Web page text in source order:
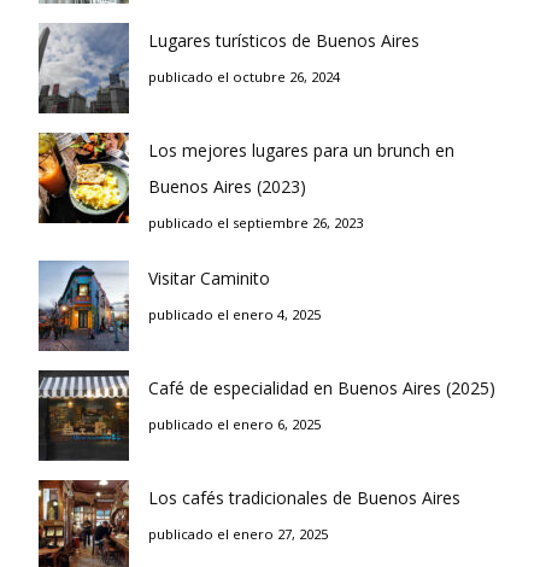
Lugares turísticos de Buenos Aires
publicado el octubre 26, 2024
Los mejores lugares para un brunch en
Buenos Aires (2023)
publicado el septiembre 26, 2023
Visitar Caminito
publicado el enero 4, 2025
Café de especialidad en Buenos Aires (2025)
publicado el enero 6, 2025
Los cafés tradicionales de Buenos Aires
publicado el enero 27, 2025